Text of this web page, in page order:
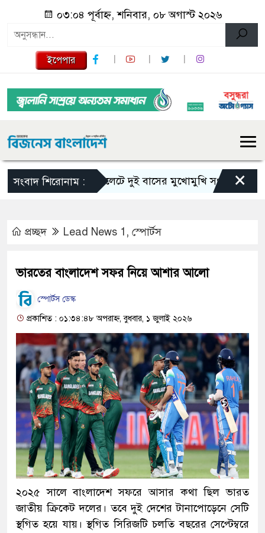
০৩:০৪ পূর্বাহ্ন, শনিবার, ০৮ অগাস্ট ২০২৬
ইপেপার
সংবাদ শিরোনাম :সিলেটে দুই বাসের মুখোমুখি সংঘর্ষে নিহত বেড়ে
×
প্রচ্ছদ Lead News 1 , স্পোর্টস
ভারতের বাংলাদেশ সফর নিয়ে আশার আলো
স্পোর্টস ডেস্ক
প্রকাশিত : ০১:৩৪:৪৮ অপরাহ্ন, বুধবার, ১ জুলাই ২০২৬
২০২৫ সালে বাংলাদেশ সফরে আসার কথা ছিল ভারত
জাতীয় ক্রিকেট দলের। তবে দুই দেশের টানাপোড়েনে সেটি
স্থগিত হয়ে যায়। স্থগিত সিরিজটি চলতি বছরের সেপ্টেম্বরে